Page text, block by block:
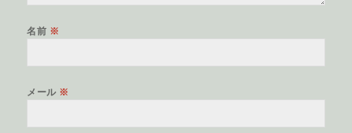
名前 ※
メール ※